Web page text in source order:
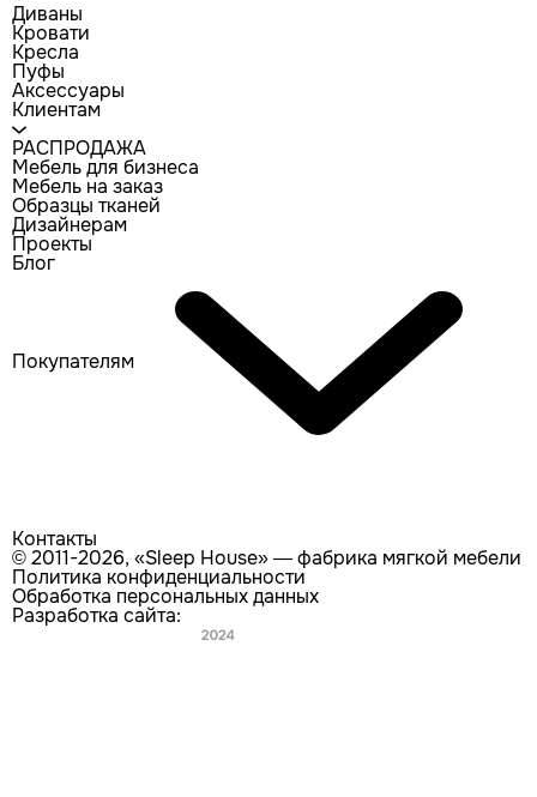
Диваны
Кровати
Кресла
Пуфы
Аксессуары
Клиентам
РАСПРОДАЖА
Мебель для бизнеса
Мебель на заказ
Образцы тканей
Дизайнерам
Проекты
Блог
Покупателям
Контакты
© 2011-2026, «Sleep House» — фабрика мягкой мебели
Политика конфиденциальности
Обработка персональных данных
Разработка сайта: